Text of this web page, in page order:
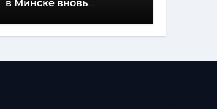
в Минске вновь
разметка